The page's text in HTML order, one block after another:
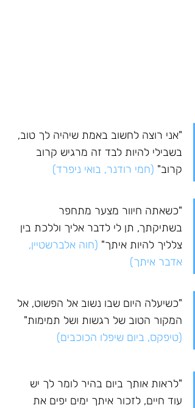
"אני רוצה לחשוב באמת שיהיה לך טוב,
בשבילי להיות לבד זה מרגיש קרוב
קרוב" (חמי רודנר, בואי ניפרד)
"כשאתה חיוור מצער מתחפר
בשתיקתך, תן לי לדבר אליך וללכת בין
צלליך להיות איתך" (חוה אלברשטיין,
אדבר איתך)
"כשיעלה היום שבו נשוב אל הפשוט, אל
המקור הטוב של רגשות ושל תמימות"
(טיפקס, ביום שיפלו הכוכבים)
"לראות אותך ביום בהיר לומר לך יש
עוד חיים, לזכור איתך ימים יפים את